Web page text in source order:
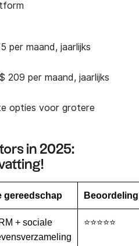
per maand, jaarlijks
209 per maand, jaarlijks
opties voor grotere
in 2025:
gereedschap Beoordeling
+ sociale
⭐⭐⭐⭐⭐